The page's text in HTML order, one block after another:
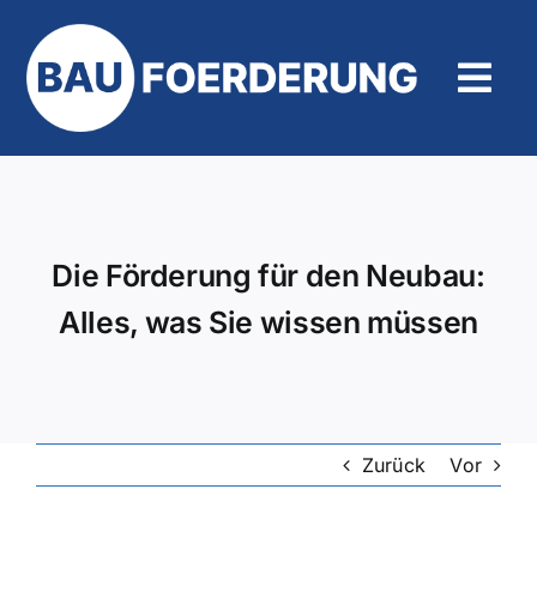
Inhalt
springen
Die Förderung für den Neubau:
Alles, was Sie wissen müssen
Zurück Vor